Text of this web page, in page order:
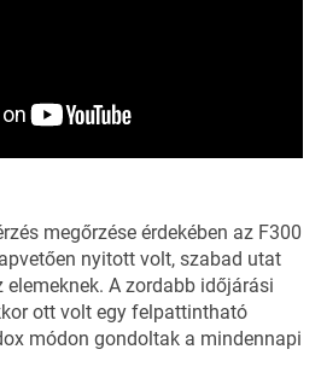
megőrzése érdekében az F300
nyitott volt, szabad utat
elemeknek. A zordabb időjárási
ott volt egy felpattintható
módon gondoltak a mindennapi